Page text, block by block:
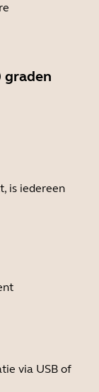
graden
is iedereen
via USB of